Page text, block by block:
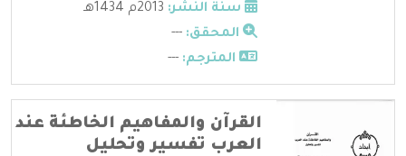
سنة النشر:
المحقق: ---
المترجم: ---
القرآن والمفاهيم الخاطئة عند
العرب تفسير وتحليل